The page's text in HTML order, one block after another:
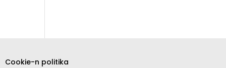
Cookie-n politika